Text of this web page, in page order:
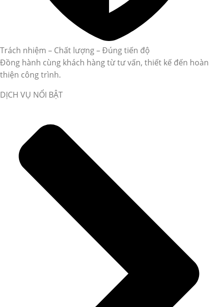
Trách nhiệm – Chất lượng – Đúng tiến độ
Đồng hành cùng khách hàng từ tư vấn, thiết kế đến hoàn
thiện công trình.
DỊCH VỤ NỔI BẬT